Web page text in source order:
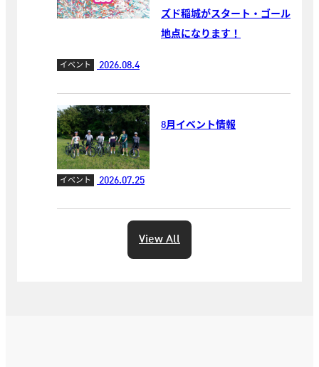
ズド稲城がスタート・ゴール
地点になります！
イベント 2026.08.4
8月イベント情報
イベント 2026.07.25
View All